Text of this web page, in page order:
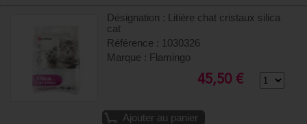
Désignation : Litière chat cristaux silica
cat
Référence : 1030326
Marque : Flamingo
45,50 €
Ajouter au panier